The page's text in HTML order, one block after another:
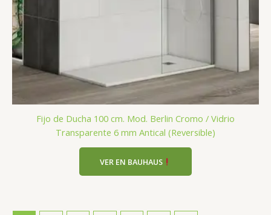
Fijo de Ducha 100 cm. Mod. Berlin Cromo / Vidrio
Transparente 6 mm Antical (Reversible)
VER EN BAUHAUS